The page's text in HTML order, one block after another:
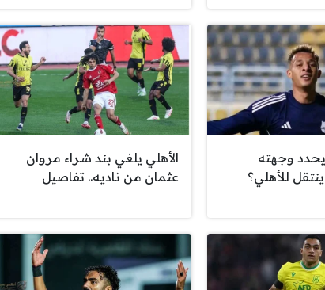
وجهته
للأهلي؟
الأهلي يلغي بند شراء مروان
عثمان من ناديه.. تفاصيل